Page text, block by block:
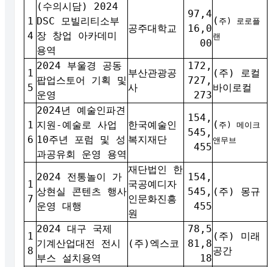
1
4
(수의시담) 2024
DSC 모빌리티소부
장 창업 아카데미
용역
공주대학교
97,4
16,0
00
( 주) 로로플
랜
1
5
2024 부울경 공동
팝업스토어 기획 및
운영
부산관광공
사
172,
727,
273
(주) 로컬
바이로컬
1
6
2024년 예술인파견
지원-예술로 사업
10주년 포럼 및 성
과공유회 운영 용역
한국예술인
복지재단
154,
545,
455
( 주) 메이크
앤무브
1
7
2024 전통놀이 가
상현실 콘텐츠 행사
운영 대행
재단법인 한
국공예디자
인문화진흥
원
154,
545,
455
(주) 몽규
1
8
2024 대구 국제
기계산업대전 전시
부스 설치용역
(주)엑스코
78,5
81,8
18
(주) 미래
공간